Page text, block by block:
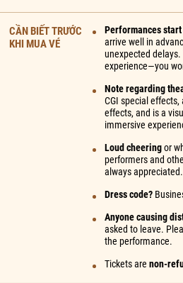
05:49
Buổi diễn mà
bạn tới xem
CẦN BIẾT TRƯỚC
KHI MUA VÉ
Performances
arrive well in
unexpected
experience—you
Note regarding
CGI special
effects, and is a
immersive
Loud cheeringor
performers and
always appreciated.
Dress code?
Anyone causing
asked to leave.
the performance.
Tickets arenon-